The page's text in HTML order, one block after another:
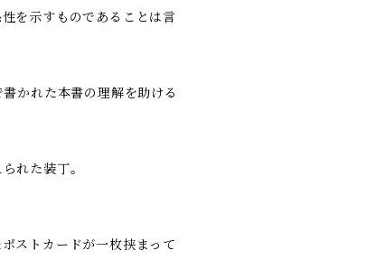
を示すものであることは言
かれた本書の理解を助ける
れた装丁。
ストカードが一枚挟まって